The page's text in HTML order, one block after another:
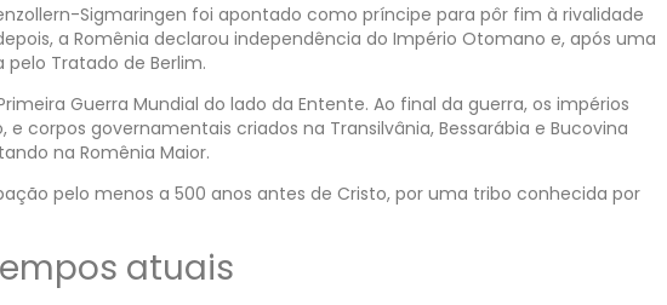
Sigmaringen foi apontado como príncipe para pôr fim à rivalidade
a Romênia declarou independência do Império Otomano e, após uma
Tratado de Berlim.
Guerra Mundial do lado da Entente. Ao final da guerra, os impérios
corpos governamentais criados na Transilvânia, Bessarábia e Bucovina
na Romênia Maior.
pelo menos a 500 anos antes de Cristo, por uma tribo conhecida por
atuais